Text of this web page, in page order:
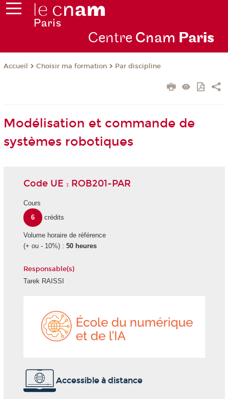
Centre Cnam Paris
Accueil Choisir ma formation Par discipline
Modélisation et commande de
systèmes robotiques
Code UE : ROB201-PAR
Cours
6
crédits
Volume horaire de référence
(+ ou - 10%) : 50 heures
Responsable(s)
Tarek RAISSI
Accessible à distance